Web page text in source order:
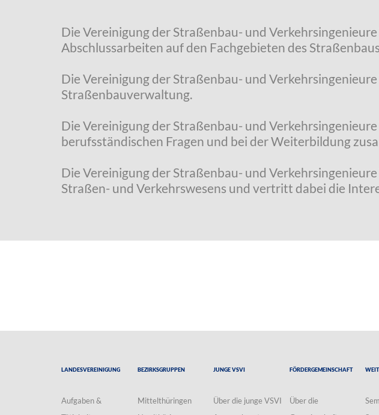
Die Vereinigung der Straßenbau- und
Abschlussarbeiten auf den Fachgebieten des
Die Vereinigung der Straßenbau- und
Straßenbauverwaltung.
Die Vereinigung der Straßenbau- und
berufsständischen Fragen und bei der Weiterbildung
Die Vereinigung der Straßenbau- und
Straßen- und Verkehrswesens und vertritt dabei die
Landesvereinigung
Aufgaben &
Bezirksgruppen
Mittelthüringen
Junge VSVI
Über die junge VSVI
Fördergemeinschaft
Über die